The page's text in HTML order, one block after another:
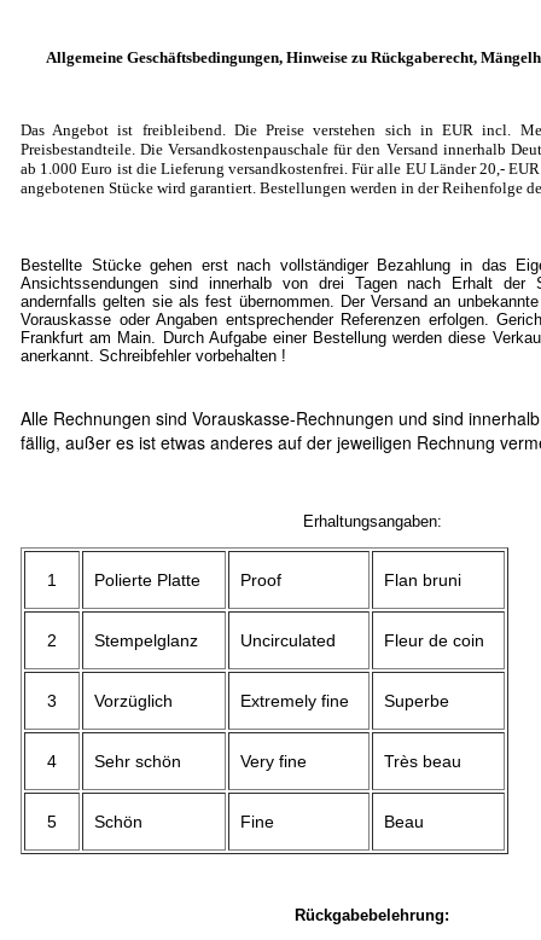
Allgemeine Geschäftsbedingungen, Hinweise zu Rückgaberecht,
Das Angebot ist freibleibend. Die Preise verstehen sich in EUR incl.
Preisbestandteile. Die Versandkostenpauschale für den Versand innerhalb
ab 1.000 Euro ist die Lieferung versandkostenfrei. Für alle EU Länder 20,-
angebotenen Stücke wird garantiert. Bestellungen werden in der Reihenfolge
Bestellte Stücke gehen erst nach vollständiger Bezahlung in das
Ansichtssendungen sind innerhalb von drei Tagen nach Erhalt der
andernfalls gelten sie als fest übernommen. Der Versand an
Vorauskasse oder Angaben entsprechender Referenzen erfolgen.
Frankfurt am Main. Durch Aufgabe einer Bestellung werden diese
anerkannt. Schreibfehler vorbehalten !
Alle Rechnungen sind Vorauskasse-Rechnungen und sind
fällig, außer es ist etwas anderes auf der jeweiligen Rechnung
Erhaltungsangaben:
1 Polierte Platte Proof Flan bruni
2 Stempelglanz Uncirculated Fleur de coin
3 Vorzüglich Extremely fine Superbe
4 Sehr schön Very fine Très beau
5 Schön Fine Beau
Rückgabebelehrung: